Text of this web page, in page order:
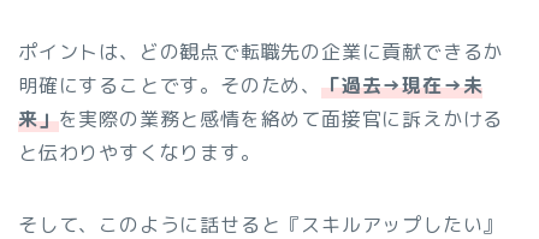
ポイントは、どの観点で転職先の企業に貢献できるか
明確にすることです。そのため、 「過去→現在→未
来」を実際の業務と感情を絡めて面接官に訴えかける
と伝わりやすくなります。
そして、このように話せると『スキルアップしたい』